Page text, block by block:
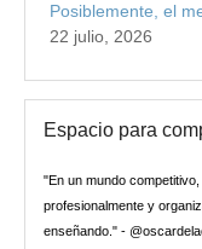
Posiblemente, el
22 julio, 2026
Espacio para
"En un mundo
profesionalmente y
enseñando." -